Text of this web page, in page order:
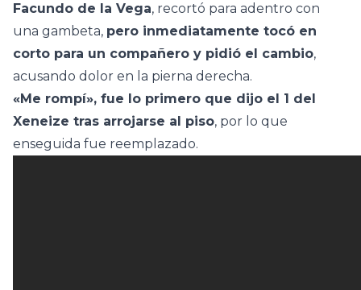
Facundo de la Vega, recortó para adentro con
una gambeta, pero inmediatamente tocó en
corto para un compañero y pidió el cambio,
acusando dolor en la pierna derecha.
«Me rompí», fue lo primero que dijo el 1 del
Xeneize tras arrojarse al piso, por lo que
enseguida fue reemplazado.